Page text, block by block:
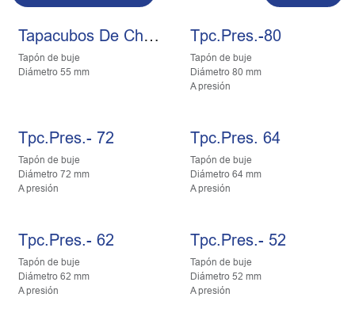
Tapacubos De Chapa
Tapón de buje
Diámetro 55 mm
Tpc.Pres.-80
Tapón de buje
Diámetro 80 mm
A presión
Tpc.Pres.- 72
Tapón de buje
Diámetro 72 mm
A presión
Tpc.Pres. 64
Tapón de buje
Diámetro 64 mm
A presión
Tpc.Pres.- 62
Tapón de buje
Diámetro 62 mm
A presión
Tpc.Pres.- 52
Tapón de buje
Diámetro 52 mm
A presión